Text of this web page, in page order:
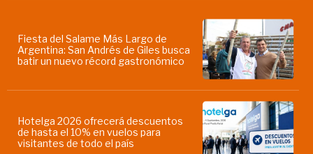
Fiesta del Salame Más Largo de
Argentina: San Andrés de Giles busca
batir un nuevo récord gastronómico
Hotelga 2026 ofrecerá descuentos
de hasta el 10% en vuelos para
visitantes de todo el país